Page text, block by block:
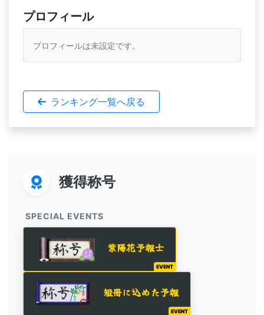
プロフィール
プロフィールは未設定です。
ランキング一覧へ戻る
獲得称号
SPECIAL EVENTS
紫陽花予報士
EVENT
短冊に込めた予報
EVENT